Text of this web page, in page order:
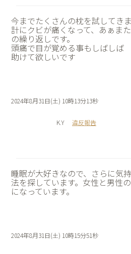
今までたくさんの枕を試してき
計にクビが痛くなって、あぁま
の繰り返しです。
頭痛で目が覚める事もしばしば
助けて欲しいです
2024年8月31日(土) 10時13分13秒
K.Y 違反報告
睡眠が大好きなので、さらに気
法を探しています。女性と男性
になっています。
2024年8月31日(土) 10時15分51秒